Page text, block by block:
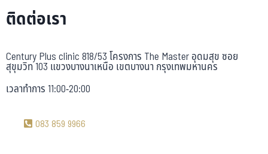
ติดต่อเรา
Century Plus clinic 818/53 โครงการ The Master อุดมสุข ซอย
สุขุมวิท 103 แขวงบางนาเหนือ เขตบางนา กรุงเทพมหานคร
เวลาทำการ 11:00-20:00
083 859 9966